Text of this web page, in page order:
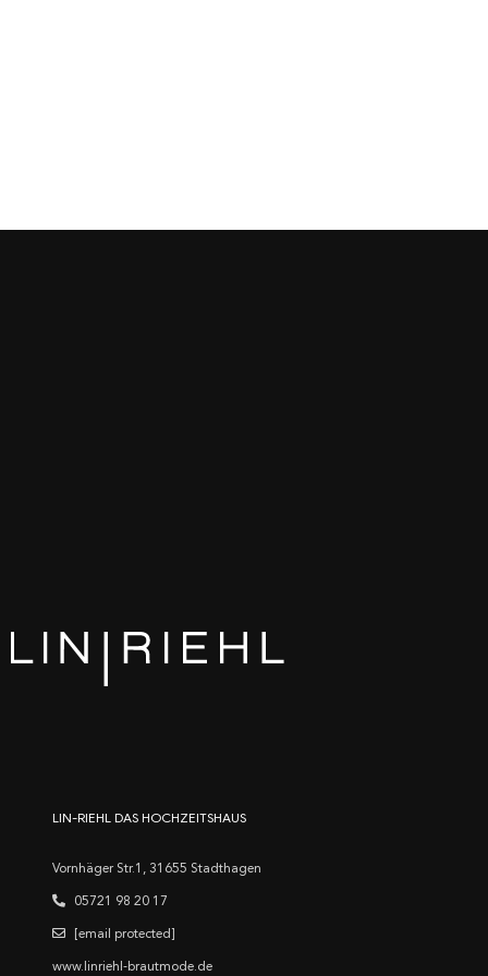
LIN-RIEHL DAS HOCHZEITSHAUS
Vornhäger Str.1, 31655 Stadthagen
05721 98 20 17
[email protected]
www.linriehl-brautmode.de